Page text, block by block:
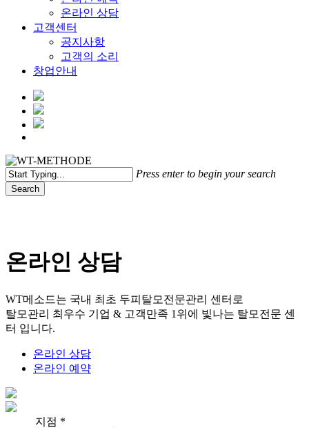
온라인 상담
고객센터
공지사항
고객의 소리
창업안내
Press enter to begin your search
Search
온라인 상담
WT메소드는 국내 최초 두피탈모전문관리 센터로
탈모관리 최우수 기업 & 고객만족 1위에 빛나는 탈모전문 센
터 입니다.
온라인 상담
온라인 예약
지점 *